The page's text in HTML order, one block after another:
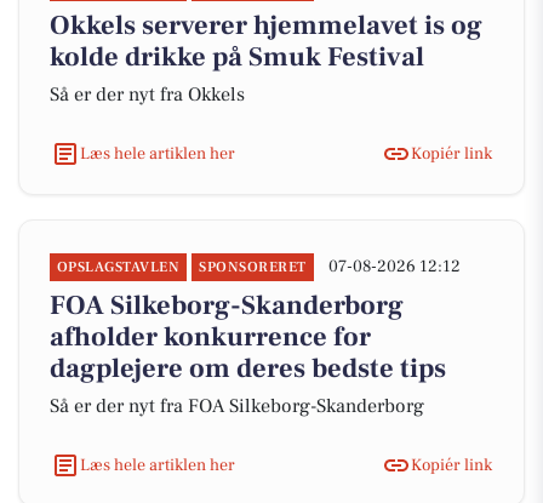
Okkels serverer hjemmelavet is og
kolde drikke på Smuk Festival
Så er der nyt fra Okkels
Læs hele artiklen her Kopiér link
OPSLAGSTAVLEN SPONSORERET 07-08-2026 12:12
FOA Silkeborg-Skanderborg
afholder konkurrence for
dagplejere om deres bedste tips
Så er der nyt fra FOA Silkeborg-Skanderborg
Læs hele artiklen her Kopiér link